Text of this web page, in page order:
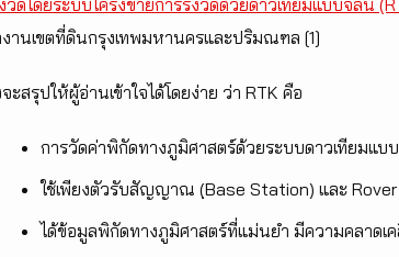
วัดโดยระบบโครงข่ายการรังวัดด้วยดาวเทียมแบบจลน์
านเขตที่ดินกรุงเทพมหานครและปริมณฑล [1]
สรุปให้ผู้อ่านเข้าใจได้โดยง่าย ว่า RTK คือ
การวัดค่าพิกัดทางภูมิศาสตร์ด้วยระบบดาวเทียมแบ
ใช้เพียงตัวรับสัญญาณ (ฺBase Station) และ
ได้ข้อมูลพิกัดทางภูมิศาสตร์ที่แม่นยำ มีความคลาดเ